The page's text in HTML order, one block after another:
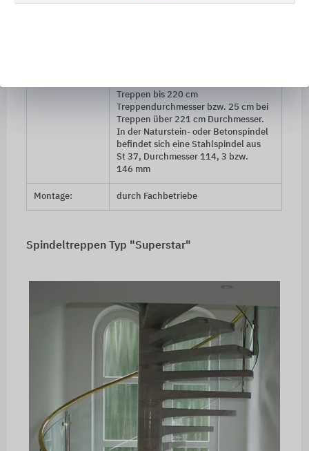
Bewehrung:
Rundstahlbewehrung,
Treppen bis 220 cm
Treppendurchmesser bzw. 25 cmbei
Treppen über 221 cmDurchmesser.
In der Naturstein- oder Betonspindel
befindet sich eine Stahlspindel aus
St 37, Durchmesser 114, 3 bzw.
146 mm
Montage: durch Fachbetriebe
Spindeltreppen Typ "Superstar"